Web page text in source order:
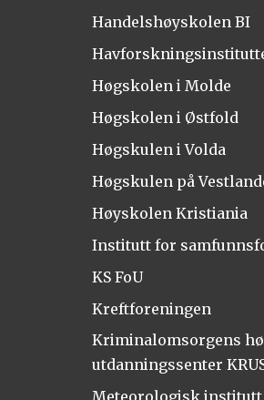
Handelshøyskolen BI
Høgskolen i Molde
Høgskolen i Østfold
Høgskulen i Volda
Høgskulen på
Høyskolen Kristiania
Institutt for
KS FoU
Kreftforeningen
Kriminalomsorgens
utdanningssenter